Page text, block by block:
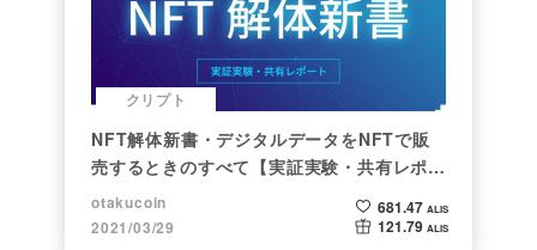
クリプト
NFT解体新書・デジタルデータをNFTで販
売するときのすべて【実証実験・共有レポー
ト】
otakucoin
2021/03/29
681.47 ALIS
121.79 ALIS